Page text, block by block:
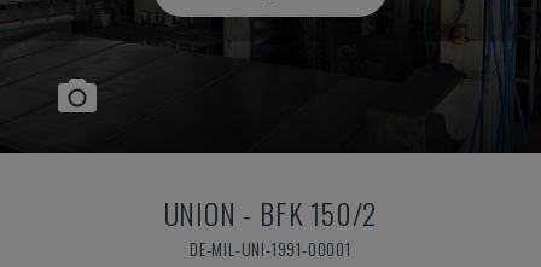
UNION - BFK 150/2
DE-MIL-UNI-1991-00001